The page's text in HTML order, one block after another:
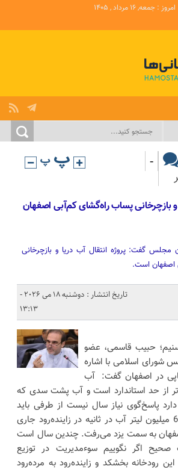
امروز : جمعه, ۱۶ مرداد , ۱۴۰۵
-
و بازچرخانی پساب راه‌گشای کم‌آبی اصفهان
گفت: پروژه انتقال آب دریا و بازچرخانی
اصفهان است.
تاریخ انتشار : دوشنبه 18 می 2026 -
13:13
حبیب قاسمی، عضو
شورای اسلامی با اشاره
در اصفهان گفت: آب
از حد استاندارد است و آب پشت سدی که
پاسخ‌گوی نیاز سال نیست از طرفی باید
بگویم در گذشته، 600 میلیون لیتر آب در ثانیه در زاینده‌رود جاری
به سمت یزد می‌رفت. چندین سال است
اگر نگوییم سوءمدیریت در توزیع
رودخانه بخشکد و زاینده‌رود به مرده‌رود